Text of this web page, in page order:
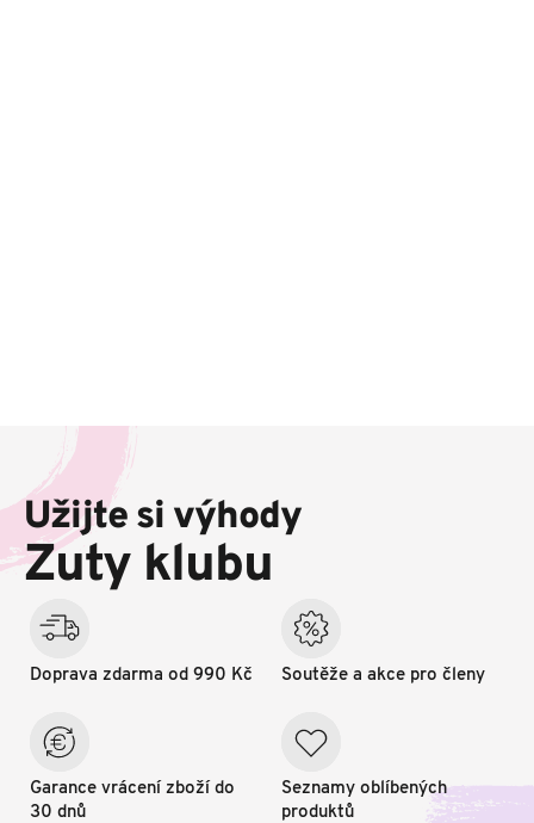
a
í
Užijte si výhody
Zuty klubu
Doprava zdarma od 990 Kč
Garance vrácení zboží do
30 dnů
Soutěže a akce pro členy
Seznamy oblíbených
produktů